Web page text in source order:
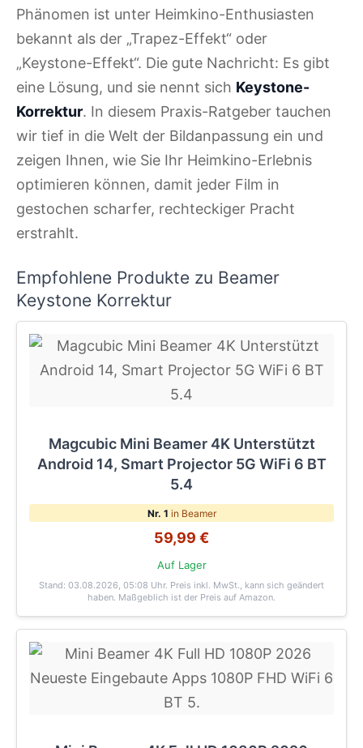
Phänomen ist unter Heimkino-Enthusiasten
bekannt als der „Trapez-Effekt“ oder
„Keystone-Effekt“. Die gute Nachricht: Es gibt
eine Lösung, und sie nennt sich Keystone-
Korrektur. In diesem Praxis-Ratgeber tauchen
wir tief in die Welt der Bildanpassung ein und
zeigen Ihnen, wie Sie Ihr Heimkino-Erlebnis
optimieren können, damit jeder Film in
gestochen scharfer, rechteckiger Pracht
erstrahlt.
Empfohlene Produkte zu Beamer
Keystone Korrektur
Magcubic Mini Beamer 4K Unterstützt
Android 14, Smart Projector 5G WiFi 6 BT
5.4
Nr. 1 in Beamer
59,99 €
Auf Lager
Stand: 03.08.2026, 05:08 Uhr. Preis inkl. MwSt., kann sich geändert
haben. Maßgeblich ist der Preis auf Amazon.